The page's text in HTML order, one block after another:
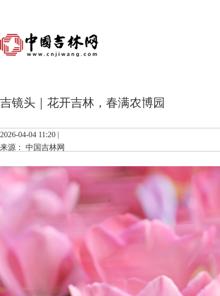
吉镜头｜花开吉林，春满农博园
2026-04-04 11:20 |
来源： 中国吉林网